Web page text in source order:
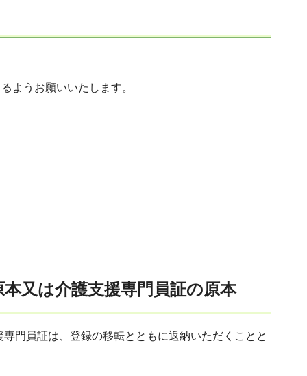
ようお願いいたします。
又は介護支援専門員証の原本
門員証は、登録の移転とともに返納いただくことと